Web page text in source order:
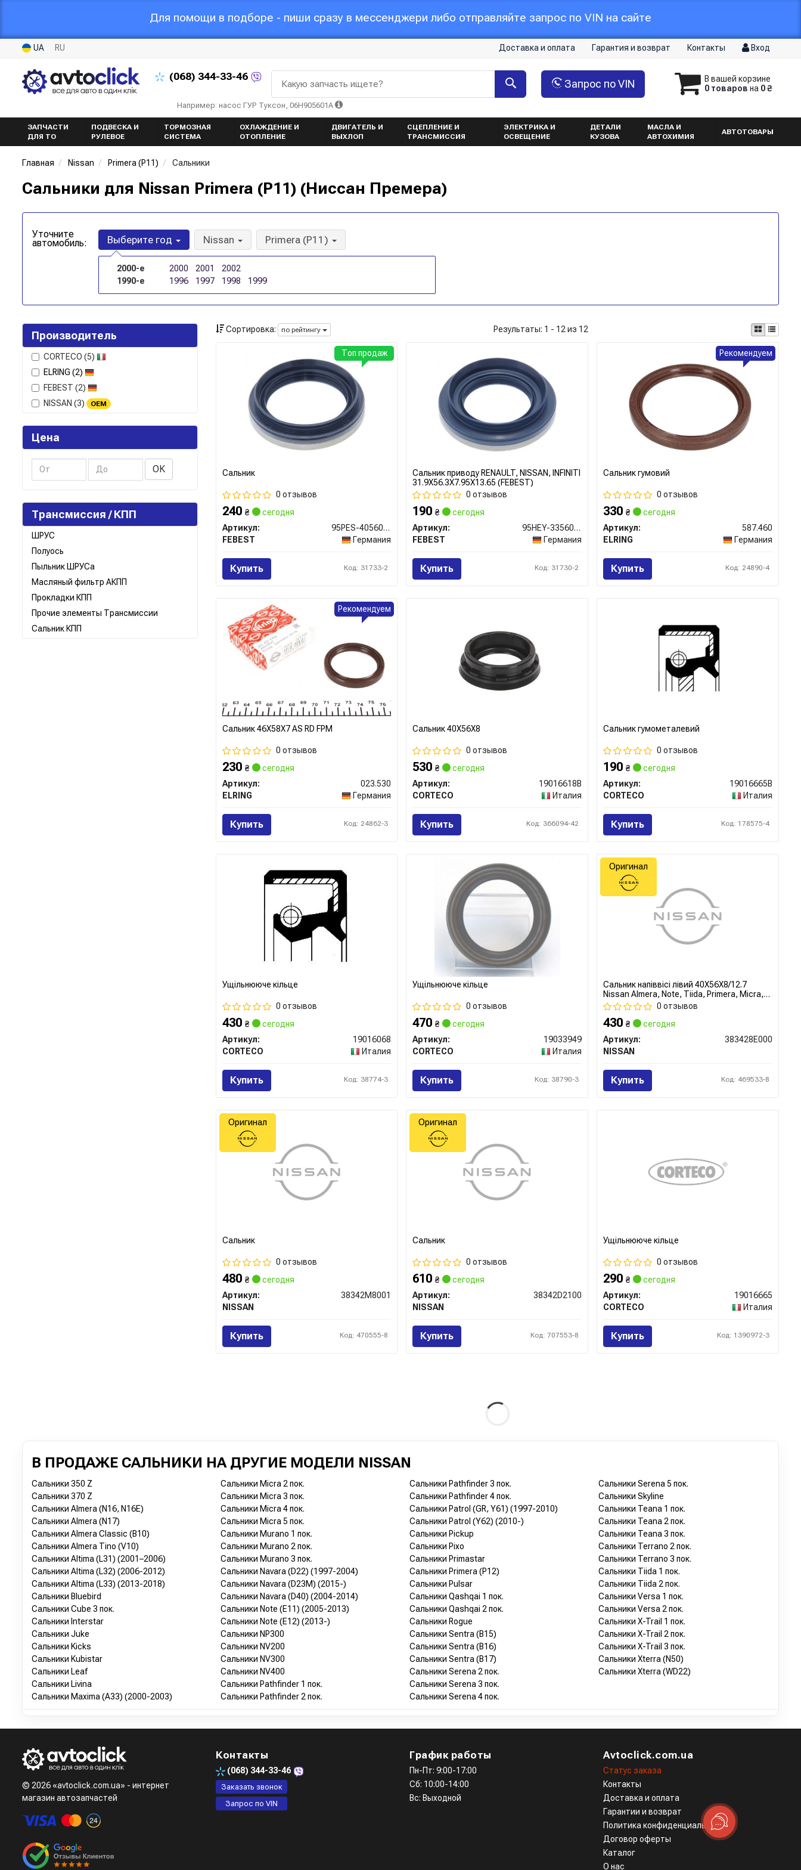
Для помощи в подборе - пиши сразу в мессенджери либо отправляйте запрос по VIN на сайте
UA RU Доставка и оплата Гарантия и возврат Контакты Вход
(068) 344-33-46
В вашей корзине
0 товаров на 0 ₴
Запрос по VIN
Какую запчасть ищете?
Например: насос ГУР Туксон, 06H905601A
ЗАПЧАСТИ
ДЛЯ ТО
ПОДВЕСКА И
РУЛЕВОЕ
ТОРМОЗНАЯ
СИСТЕМА
ОХЛАЖДЕНИЕ И
ОТОПЛЕНИЕ
ДВИГАТЕЛЬ И
ВЫХЛОП
СЦЕПЛЕНИЕ И
ТРАНСМИССИЯ
ЭЛЕКТРИКА И
ОСВЕЩЕНИЕ
ДЕТАЛИ
КУЗОВА
МАСЛА И
АВТОХИМИЯ
АВТОТОВАРЫ
Главная Nissan Primera (P11) Сальники
Сальники для Nissan Primera (P11) (Ниссан Премера)
Уточните
автомобиль: Выберите год
2000-е 2000 2001
2002
1990-е
1996 1997 1998 1999
Nissan Primera (P11)
Производитель
CORTECO (5)
ELRING (2)
FEBEST (2)
NISSAN (3) OEM
Цена
ОК
Трансмиссия / КПП
ШРУС
Полуось
Пыльник ШРУСа
Масляный фильтр АКПП
Прокладки КПП
Прочие элементы Трансмиссии
Сальник КПП
Сортировка: по рейтингу Результаты: 1 - 12 из 12
Сальник
0 отзывов
240 ₴
сегодня
Артикул:
95PES-40560813C
FEBEST
Германия
Купить Код: 31733-2
Топ продаж
Сальник приводу RENAULT, NISSAN, INFINITI
31.9X56.3X7.95X13.65 (FEBEST)
0 отзывов
190₴
сегодня
Артикул:
95HEY-33560814C
FEBEST
Германия
Купить Код: 31730-2
Сальник гумовий
0 отзывов
330₴
сегодня
Артикул:
587.460
ELRING
Германия
Купить Код: 24890-4
Рекомендуем
Сальник 46X58X7 AS RD FPM
0 отзывов
230 ₴
сегодня
Артикул:
023.530
ELRING
Германия
Купить Код: 24862-3
Рекомендуем
Сальник 40X56X8
0 отзывов
530₴
сегодня
Артикул:
19016618B
CORTECO
Италия
Купить Код: 366094-42
Сальник гумометалевий
0 отзывов
190₴
сегодня
Артикул:
19016665B
CORTECO
Италия
Купить Код: 178575-4
Ущільнююче кільце
0 отзывов
430 ₴
сегодня
Артикул:
19016068
CORTECO
Италия
Купить Код: 38774-3
Ущільнююче кільце
0 отзывов
470₴
сегодня
Артикул:
19033949
CORTECO
Италия
Купить Код: 38790-3
Сальник напiввiсi лiвий 40X56X8/12.7
Nissan Almera, Note, Tiida, Primera, Micra,
Qashqai, X-Trail, Leaf (38342-8E000)
NISSAN
0 отзывов
430₴
сегодня
Артикул:
383428E000
NISSAN
Купить Код: 469533-8
Оригинал
Сальник
0 отзывов
480 ₴
сегодня
Артикул:
38342M8001
NISSAN
Купить Код: 470555-8
Оригинал
Сальник
0 отзывов
610₴
сегодня
Артикул:
38342D2100
NISSAN
Купить Код: 707553-8
Оригинал
Ущільнююче кільце
0 отзывов
290₴
сегодня
Артикул:
19016665
CORTECO
Италия
Купить Код: 1390972-3
В ПРОДАЖЕ САЛЬНИКИ НА ДРУГИЕ МОДЕЛИ NISSAN
Сальники 350 Z
Сальники 370 Z
Сальники Almera (N16, N16E)
Сальники Almera (N17)
Сальники Almera Classic (B10)
Сальники Almera Tino (V10)
Сальники Altima (L31) (2001–2006)
Сальники Altima (L32) (2006-2012)
Сальники Altima (L33) (2013-2018)
Сальники Bluebird
Сальники Cube 3 пок.
Сальники Interstar
Сальники Juke
Сальники Kicks
Сальники Kubistar
Сальники Leaf
Сальники Livina
Сальники Maxima (A33) (2000-2003)
Сальники Micra 2 пок.
Сальники Micra 3 пок.
Сальники Micra 4 пок.
Сальники Micra 5 пок.
Сальники Murano 1 пок.
Сальники Murano 2 пок.
Сальники Murano 3 пок.
Сальники Navara (D22) (1997-2004)
Сальники Navara (D23M) (2015-)
Сальники Navara (D40) (2004-2014)
Сальники Note (E11) (2005-2013)
Сальники Note (E12) (2013-)
Сальники NP300
Сальники NV200
Сальники NV300
Сальники NV400
Сальники Pathfinder 1 пок.
Сальники Pathfinder 2 пок.
Сальники Pathfinder 3 пок.
Сальники Pathfinder 4 пок.
Сальники Patrol (GR, Y61) (1997-2010)
Сальники Patrol (Y62) (2010-)
Сальники Pickup
Сальники Pixo
Сальники Primastar
Сальники Primera (P12)
Сальники Pulsar
Сальники Qashqai 1 пок.
Сальники Qashqai 2 пок.
Сальники Rogue
Сальники Sentra (B15)
Сальники Sentra (B16)
Сальники Sentra (B17)
Сальники Serena 2 пок.
Сальники Serena 3 пок.
Сальники Serena 4 пок.
Сальники Serena 5 пок.
Сальники Skyline
Сальники Teana 1 пок.
Сальники Teana 2 пок.
Сальники Teana 3 пок.
Сальники Terrano 2 пок.
Сальники Terrano 3 пок.
Сальники Tiida 1 пок.
Сальники Tiida 2 пок.
Сальники Versa 1 пок.
Сальники Versa 2 пок.
Сальники X-Trail 1 пок.
Сальники X-Trail 2 пок.
Сальники X-Trail 3 пок.
Сальники Xterra (N50)
Сальники Xterra (WD22)
© 2026 «avtoclick.com.ua» - интернет
магазин автозапчастей
Контакты
(068) 344-33-46
Заказать звонок
Запрос по VIN
График работы
Пн-Пт: 9:00-17:00
Сб: 10:00-14:00
Вс: Выходной
Avtoclick.com.ua
Статус заказа
Контакты
Доставка и оплата
Гарантии и возврат
Политика конфиденциальности
Договор оферты
Каталог
О нас